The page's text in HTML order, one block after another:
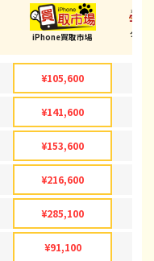
iPhone買取市場
¥105,600
¥141,600
¥153,600
¥216,600
¥285,100
¥91,100
ダイ